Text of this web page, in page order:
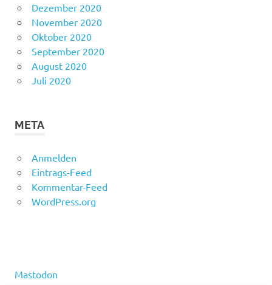
Dezember 2020
November 2020
Oktober 2020
September 2020
August 2020
Juli 2020
META
Anmelden
Eintrags-Feed
Kommentar-Feed
WordPress.org
Mastodon